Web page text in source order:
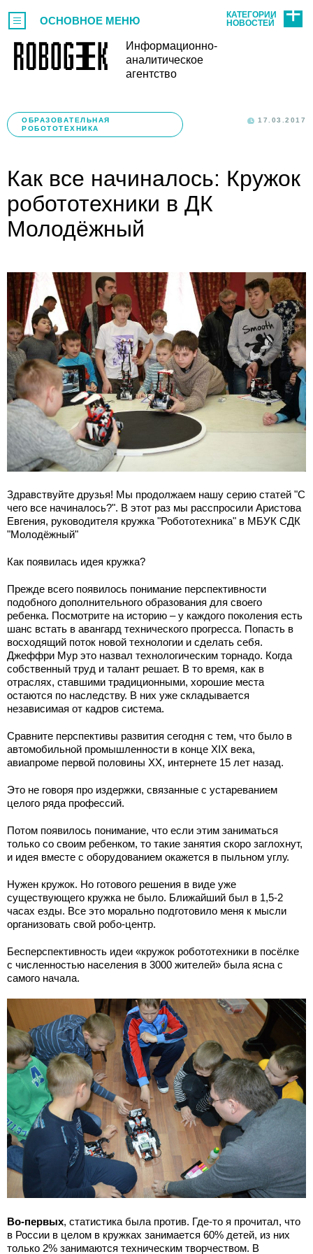
Информационно-
аналитическое
агентство
ОСНОВНОЕ МЕНЮ
КАТЕГОРИИ
НОВОСТЕЙ
ОБРАЗОВАТЕЛЬНАЯ
РОБОТОТЕХНИКА
17.03.2017
Как все начиналось: Кружок
робототехники в ДК
Молодёжный
Здравствуйте друзья! Мы продолжаем нашу серию статей "С
чего все начиналось?". В этот раз мы расспросили Аристова
Евгения, руководителя кружка "Робототехника" в МБУК СДК
"Молодёжный"
Как появилась идея кружка?
Прежде всего появилось понимание перспективности
подобного дополнительного образования для своего
ребенка. Посмотрите на историю – у каждого поколения есть
шанс встать в авангард технического прогресса. Попасть в
восходящий поток новой технологии и сделать себя.
Джеффри Мур это назвал технологическим торнадо. Когда
собственный труд и талант решает. В то время, как в
отраслях, ставшими традиционными, хорошие места
остаются по наследству. В них уже складывается
независимая от кадров система.
Сравните перспективы развития сегодня с тем, что было в
автомобильной промышленности в конце XIX века,
авиапроме первой половины XX, интернете 15 лет назад.
Это не говоря про издержки, связанные с устареванием
целого ряда профессий.
Потом появилось понимание, что если этим заниматься
только со своим ребенком, то такие занятия скоро заглохнут,
и идея вместе с оборудованием окажется в пыльном углу.
Нужен кружок. Но готового решения в виде уже
существующего кружка не было. Ближайший был в 1,5-2
часах езды. Все это морально подготовило меня к мысли
организовать свой робо-центр.
Бесперспективность идеи «кружок робототехники в посёлке
с численностью населения в 3000 жителей» была ясна с
самого начала.
Во-первых, статистика была против. Где-то я прочитал, что
в России в целом в кружках занимается 60% детей, из них
только 2% занимаются техническим творчеством. В